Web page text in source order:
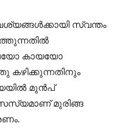
സ്വന്തം
കായയോ
കഴിക്കുന്നതിനും
മുന്‍പ്
മുരിങ്ങ